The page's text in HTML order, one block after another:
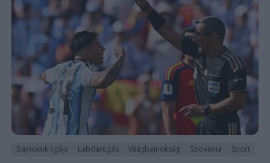
Bajnokok ligája Labdarúgás Világbajnokság Szlovénia Sport